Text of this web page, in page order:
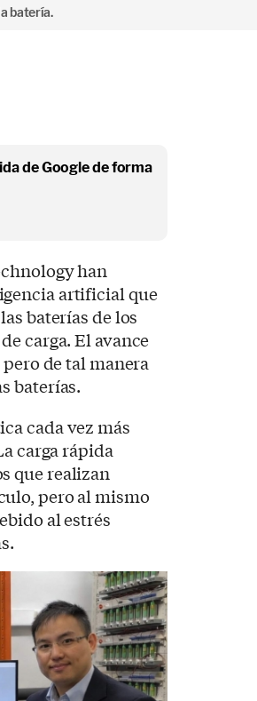
batería.
de Google de forma
han
artificial que
baterías de los
carga. El avance
de tal manera
baterías.
cada vez más
carga rápida
que realizan
pero al mismo
al estrés